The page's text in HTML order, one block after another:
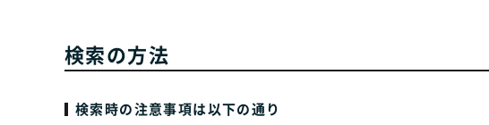
検索の方法
検索時の注意事項は以下の通り